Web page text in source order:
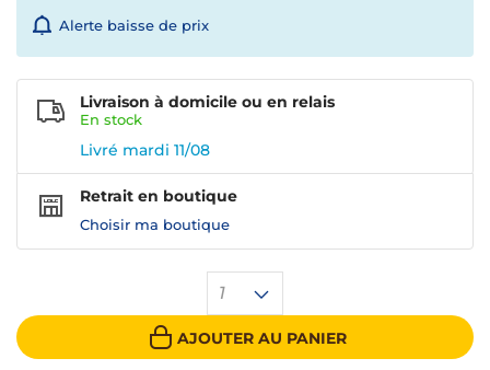
Alerte baisse de prix
1
AJOUTER AU PANIER
Livraison à domicile ou en relais
En stock
Livré mardi 11/08
Retrait en boutique
Choisir ma boutique